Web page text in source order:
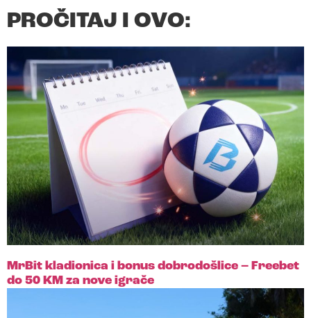
PROČITAJ I OVO:
MrBit kladionica i bonus dobrodošlice – Freebet
do 50 KM za nove igrače